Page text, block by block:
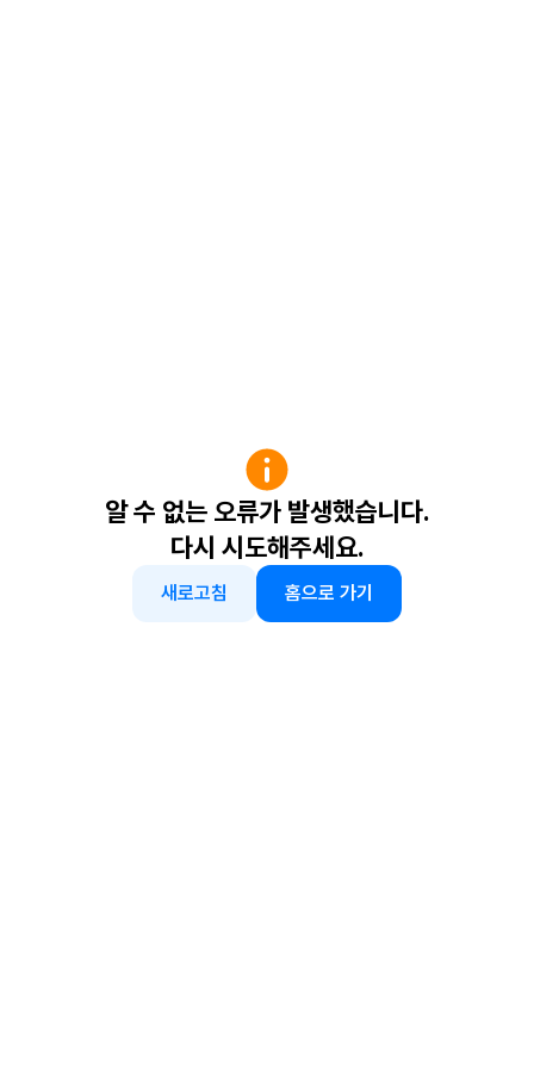
알 수 없는 오류가 발생했습니다.
다시 시도해주세요.
새로고침 홈으로 가기